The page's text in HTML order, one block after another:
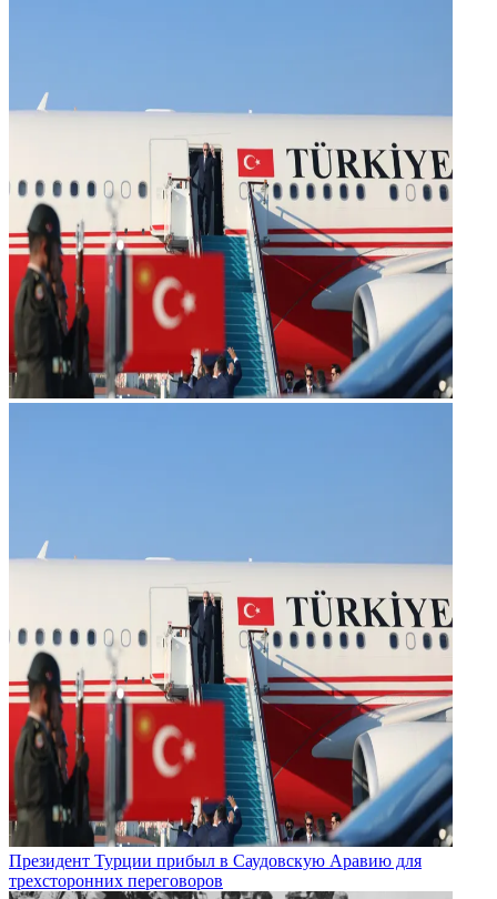
Президент Турции прибыл в Саудовскую Аравию для
трехсторонних переговоров